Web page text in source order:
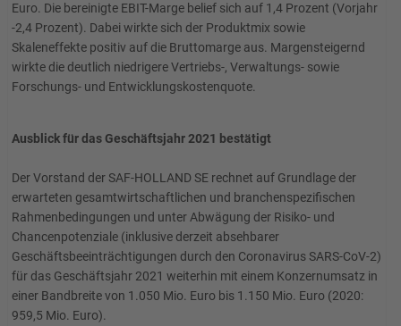
Euro. Die bereinigte EBIT-Marge belief sich auf 1,4 Prozent (Vorjahr
-2,4 Prozent). Dabei wirkte sich der Produktmix sowie
Skaleneffekte positiv auf die Bruttomarge aus. Margensteigernd
wirkte die deutlich niedrigere Vertriebs-, Verwaltungs- sowie
Forschungs- und Entwicklungskostenquote.
Ausblick für das Geschäftsjahr 2021 bestätigt
Der Vorstand der SAF-HOLLAND SE rechnet auf Grundlage der
erwarteten gesamtwirtschaftlichen und branchenspezifischen
Rahmenbedingungen und unter Abwägung der Risiko- und
Chancenpotenziale (inklusive derzeit absehbarer
Geschäftsbeeinträchtigungen durch den Coronavirus SARS-CoV-2)
für das Geschäftsjahr 2021 weiterhin mit einem Konzernumsatz in
einer Bandbreite von 1.050 Mio. Euro bis 1.150 Mio. Euro (2020:
959,5 Mio. Euro).